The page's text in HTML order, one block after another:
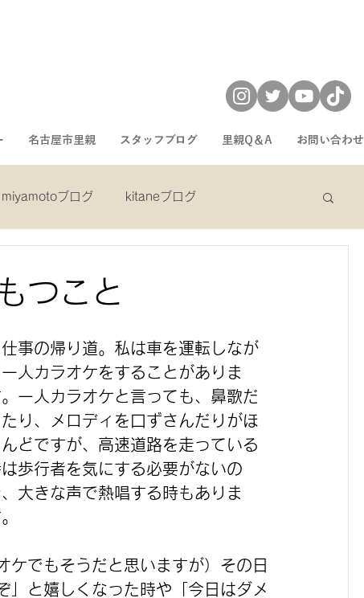
名古屋市里親 スタッフブログ 里親Q＆A お問い合わせ
miyamotoブログ kitaneブログ
つこと
事の帰り道。私は車を運転しなが
一人カラオケをすることがありま
一人カラオケと言っても、鼻歌だ
たり、メロディを口ずさんだりがほ
んどですが、高速道路を走っている
は歩行者を気にする必要がないの
大きな声で熱唱する時もありま
でもそうだと思いますが）その日
」と嬉しくなった時や「今日はダメ